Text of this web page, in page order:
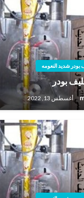
بودر شديد النعومه
بودر
أغسطس 13, 2022